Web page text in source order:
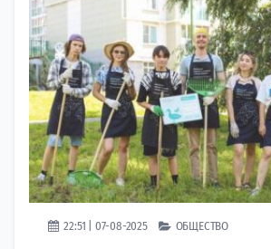
22:51 | 07-08-2025 ОБЩЕСТВО